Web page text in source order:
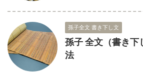
孫子全文 書き下し文
孫子 全文（書き下
法